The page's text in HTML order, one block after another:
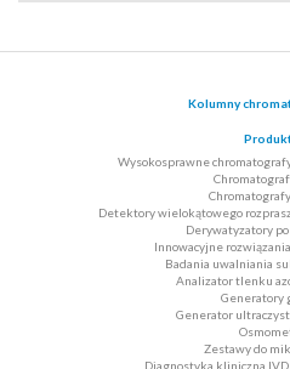
Kolumny
Wysokosprawne
Detektory wielokątowego
Derywatyzatory
Innowacyjne
Badania uwalniania
Analizator tlenku
Generatory
Generator
Zestawy do
Diagnostyka kliniczna IVD